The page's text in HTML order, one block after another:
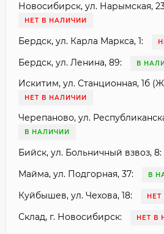
Новосибирск, ул. Нарымская,
НЕТ В НАЛИЧИИ
Бердск, ул. Карла Маркса, 1:
Бердск, ул. Ленина, 89: В
Искитим, ул. Станционная, 1б
НЕТ В НАЛИЧИИ
Черепаново, ул.
В НАЛИЧИИ
Бийск, ул. Больничный взвоз, 8:
Майма, ул. Подгорная, 37: В
Куйбышев, ул. Чехова, 18:
Склад, г. Новосибирск: НЕТ В